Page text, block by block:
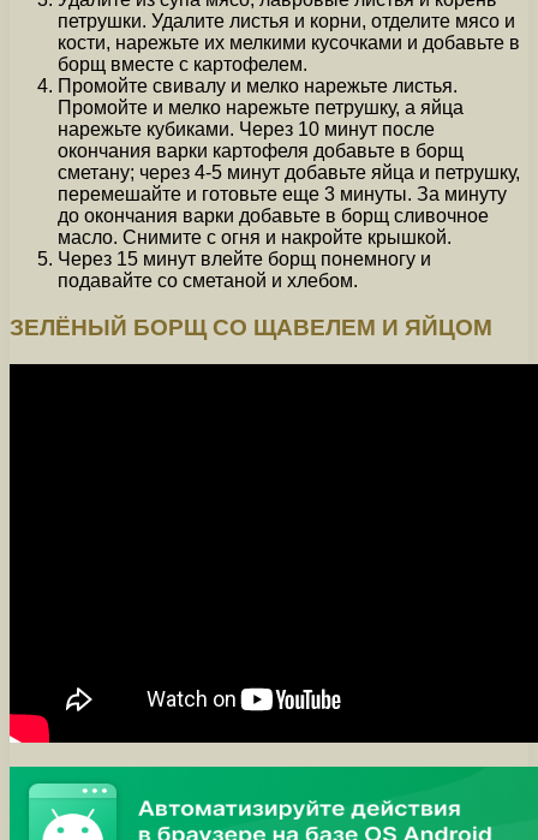
петрушки. Удалите листья и корни, отделите мясо и
кости, нарежьте их мелкими кусочками и добавьте в
борщ вместе с картофелем.
Промойте свивалу и мелко нарежьте листья.
Промойте и мелко нарежьте петрушку, а яйца
нарежьте кубиками. Через 10 минут после
окончания варки картофеля добавьте в борщ
сметану; через 4-5 минут добавьте яйца и петрушку,
перемешайте и готовьте еще 3 минуты. За минуту
до окончания варки добавьте в борщ сливочное
масло. Снимите с огня и накройте крышкой.
Через 15 минут влейте борщ понемногу и
подавайте со сметаной и хлебом.
ЗЕЛЁНЫЙ БОРЩ СО ЩАВЕЛЕМ И ЯЙЦОМ